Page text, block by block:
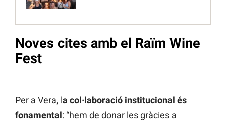
Noves cites amb el Raïm Wine
Fest
Per a Vera, la col·laboració institucional és
fonamental: “hem de donar les gràcies a